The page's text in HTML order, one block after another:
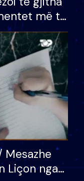
më të
VIP: Do më
kur…
Mesazhe
Liçon nga